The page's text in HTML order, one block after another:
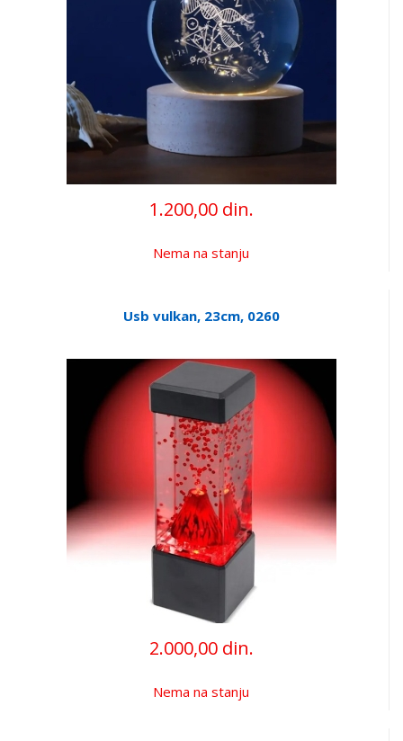
1.200,00 din.
Nema na stanju
Usb vulkan, 23cm, 0260
2.000,00 din.
Nema na stanju